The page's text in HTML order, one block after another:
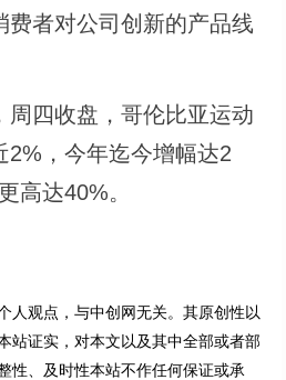
费者对公司创新的产品线
四收盘，哥伦比亚运动
2%，今年迄今增幅达2
高达40%。
人观点，与中创网无关。其原创性以
站证实，对本文以及其中全部或者部
性、及时性本站不作任何保证或承